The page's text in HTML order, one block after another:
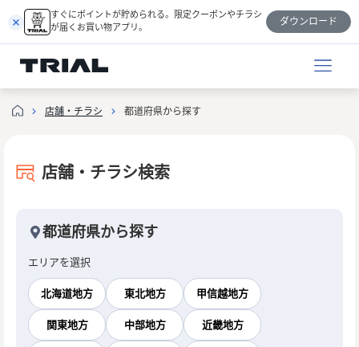
内
すぐにポイントが貯められる。限定クーポンやチラシ
が届くお買い物アプリ。
ダウンロード
店舗・チラシ 都道府県から探す
店舗・チラシ検索
都道府県から探す
エリアを選択
北海道地方 東北地方 甲信越地方
関東地方 中部地方 近畿地方